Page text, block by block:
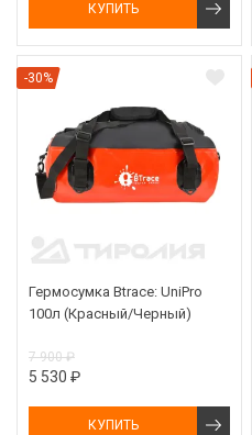
КУПИТЬ
-30%
Гермосумка Btrace: UniPro
100л (Красный/Черный)
7 900 ₽
5 530 ₽
КУПИТЬ